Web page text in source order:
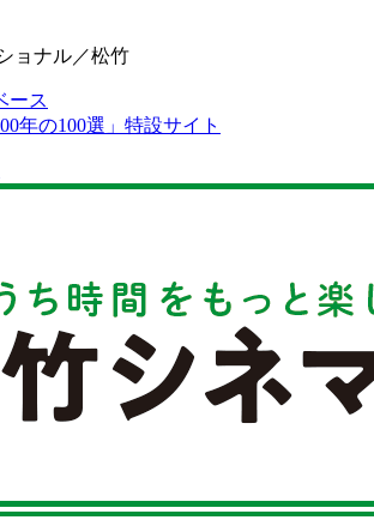
ョナル／松竹
ース
年の100選」特設サイト